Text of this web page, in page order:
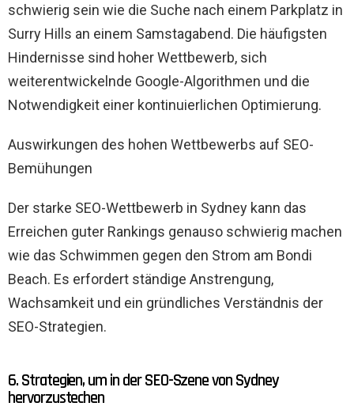
schwierig sein wie die Suche nach einem Parkplatz in
Surry Hills an einem Samstagabend. Die häufigsten
Hindernisse sind hoher Wettbewerb, sich
weiterentwickelnde Google-Algorithmen und die
Notwendigkeit einer kontinuierlichen Optimierung.
Auswirkungen des hohen Wettbewerbs auf SEO-
Bemühungen
Der starke SEO-Wettbewerb in Sydney kann das
Erreichen guter Rankings genauso schwierig machen
wie das Schwimmen gegen den Strom am Bondi
Beach. Es erfordert ständige Anstrengung,
Wachsamkeit und ein gründliches Verständnis der
SEO-Strategien.
6. Strategien, um in der SEO-Szene von Sydney
hervorzustechen